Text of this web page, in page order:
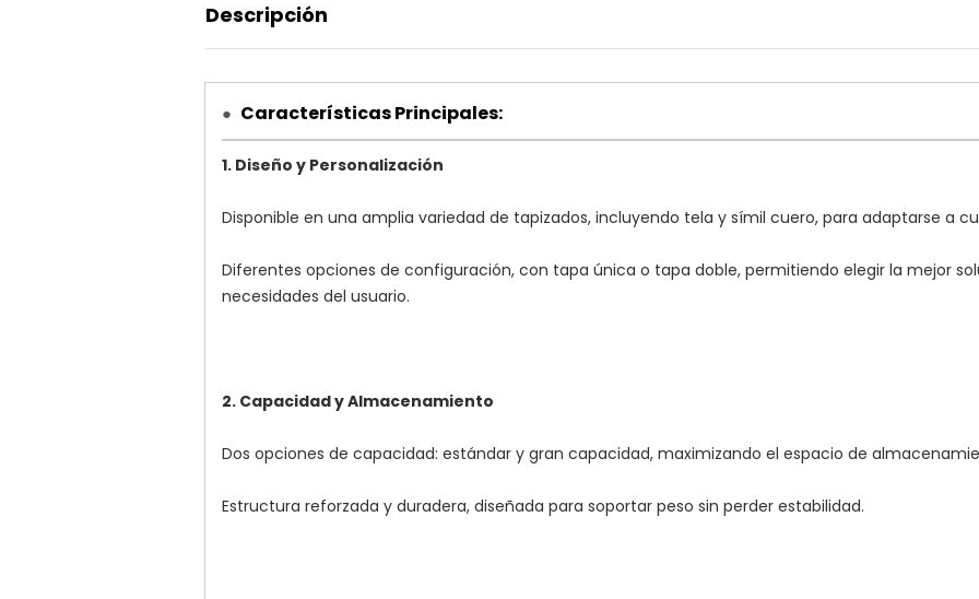
Descripción
● Características Principales:
1. Diseño y Personalización
Disponible en una amplia variedad de tapizados, incluyendo tela y símil cuero, para adaptarse a
Diferentes opciones de configuración, con tapa única o tapa doble, permitiendo elegir la mejor
necesidades del usuario.
2. Capacidad y Almacenamiento
Dos opciones de capacidad: estándar y gran capacidad, maximizando el espacio de
Estructura reforzada y duradera, diseñada para soportar peso sin perder estabilidad.